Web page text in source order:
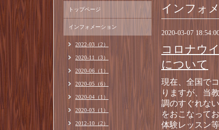
インフォ
2020-03-07
コロナウ
について
現在、全国で
りますが、当
調のすぐれな
をおこなって
体験レッスン
トップページ
インフォメーション
2022-03（2）
2020-11（3）
2020-06（1）
2020-05（6）
2020-04（1）
2020-03（1）
2012-10（2）